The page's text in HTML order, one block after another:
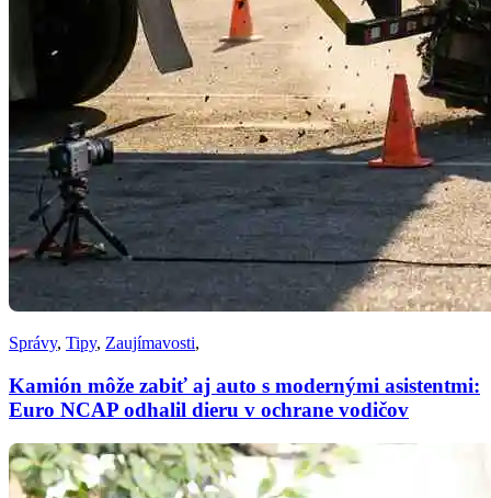
Správy, Tipy, Zaujímavosti,
Kamión môže zabiť aj auto s modernými asistentmi:
Euro NCAP odhalil dieru v ochrane vodičov